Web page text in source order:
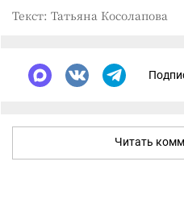
Текст: Татьяна Косолапова
Читать